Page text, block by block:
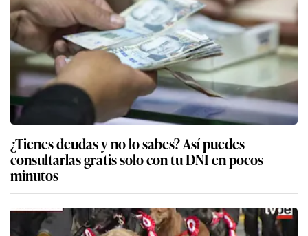
¿Tienes deudas y no lo sabes? Así puedes
consultarlas gratis solo con tu DNI en pocos
minutos